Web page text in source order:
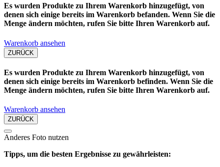
Es wurden Produkte zu Ihrem Warenkorb hinzugefügt, von
denen sich einige bereits im Warenkorb befanden. Wenn Sie die
Menge ändern möchten, rufen Sie bitte Ihren Warenkorb auf.
Warenkorb ansehen
ZURÜCK
Es wurden Produkte zu Ihrem Warenkorb hinzugefügt, von
denen sich einige bereits im Warenkorb befinden. Wenn Sie die
Menge ändern möchten, rufen Sie bitte Ihren Warenkorb auf.
Warenkorb ansehen
ZURÜCK
Anderes Foto nutzen
Tipps, um die besten Ergebnisse zu gewährleisten: